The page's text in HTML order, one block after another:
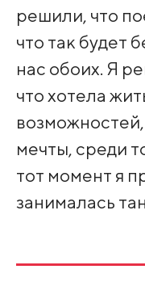
решили, что
что так будет
нас обоих. Я
что хотела
мечты, среди
тот момент я
занималась